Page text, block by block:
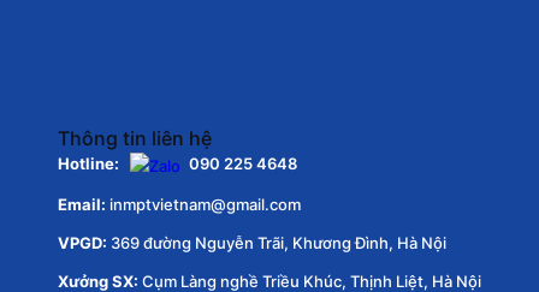
Thông tin liên hệ
Hotline: 090 225 4648
Email: inmptvietnam@gmail.com
VPGD: 369 đường Nguyễn Trãi, Khương Đình, Hà Nội
Xưởng SX: Cụm Làng nghề Triều Khúc, Thịnh Liệt, Hà Nội